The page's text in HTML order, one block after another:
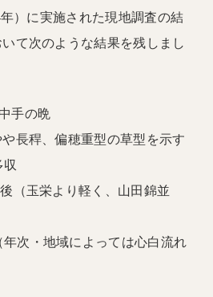
）に実施された現地調査の結
て次のような結果を残しまし
手の晩
長稈、偏穂重型の草型を示す
収
（玉栄より軽く、山田錦並
次・地域によっては心白流れ